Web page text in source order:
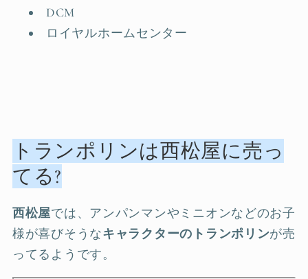
DCM
ロイヤルホームセンター
トランポリンは西松屋に売っ
てる?
西松屋では、アンパンマンやミニオンなどのお子
様が喜びそうなキャラクターのトランポリンが売
ってるようです。